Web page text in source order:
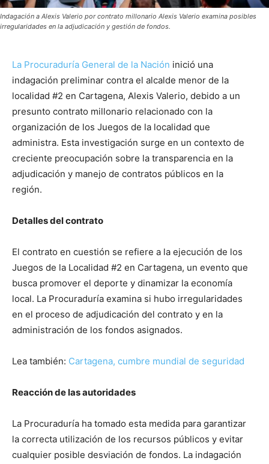
Indagación a Alexis Valerio por contrato millonario Alexis Valerio examina posibles
irregularidades en la adjudicación y gestión de fondos.
La Procuraduría General de la Nación inició una
indagación preliminar contra el alcalde menor de la
localidad #2 en Cartagena, Alexis Valerio, debido a un
presunto contrato millonario relacionado con la
organización de los Juegos de la localidad que
administra. Esta investigación surge en un contexto de
creciente preocupación sobre la transparencia en la
adjudicación y manejo de contratos públicos en la
región.
Detalles del contrato
El contrato en cuestión se refiere a la ejecución de los
Juegos de la Localidad #2 en Cartagena, un evento que
busca promover el deporte y dinamizar la economía
local. La Procuraduría examina si hubo irregularidades
en el proceso de adjudicación del contrato y en la
administración de los fondos asignados.
Lea también: Cartagena, cumbre mundial de seguridad
Reacción de las autoridades
La Procuraduría ha tomado esta medida para garantizar
la correcta utilización de los recursos públicos y evitar
cualquier posible desviación de fondos. La indagación